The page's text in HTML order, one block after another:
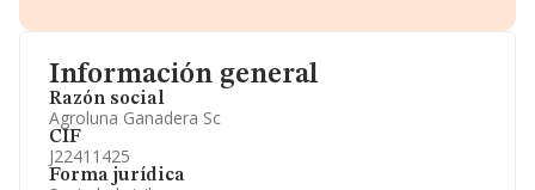
Información general
Razón social
Agroluna Ganadera Sc
CIF
J22411425
Forma jurídica
Información oficial y registral complementaria.